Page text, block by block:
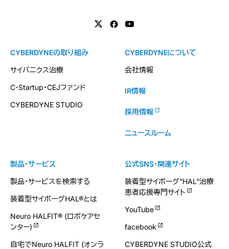
製品・サービス
製品・サービスを検索する
装着型サイボーグHAL®とは
Neuro HALFIT® (ロボケアセ
ンター)
自宅でNeuro HALFIT (オンラ
CYBERDYNEの取り組み
サイバニクス治療
C-Startup・CEJファンド
CYBERDYNE STUDIO
CYBERDYNEについて
会社情報
IR情報
採用情報
ニュースルーム
公式SNS・関連サイト
装着型サイボーグ”HAL”治療
患者応援専門サイト
YouTube
facebook
CYBERDYNE STUDIO公式